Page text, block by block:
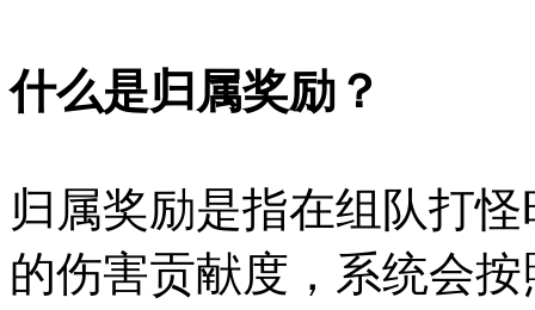
什么是归属奖励？
归属奖励是指在组队打
的伤害贡献度，系统会